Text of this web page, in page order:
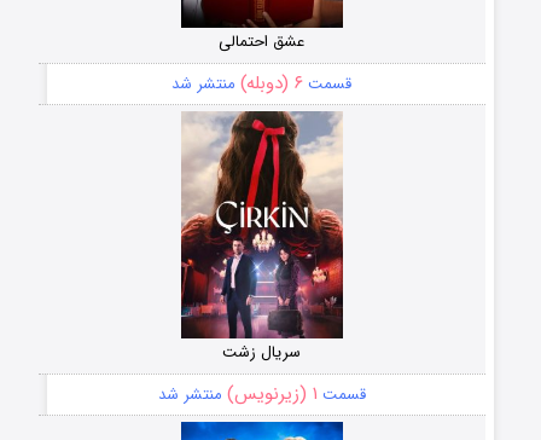
عشق احتمالی
قسمت ۶ (دوبله) منتشر شد
سریال زشت
قسمت ۱ (زیرنویس) منتشر شد